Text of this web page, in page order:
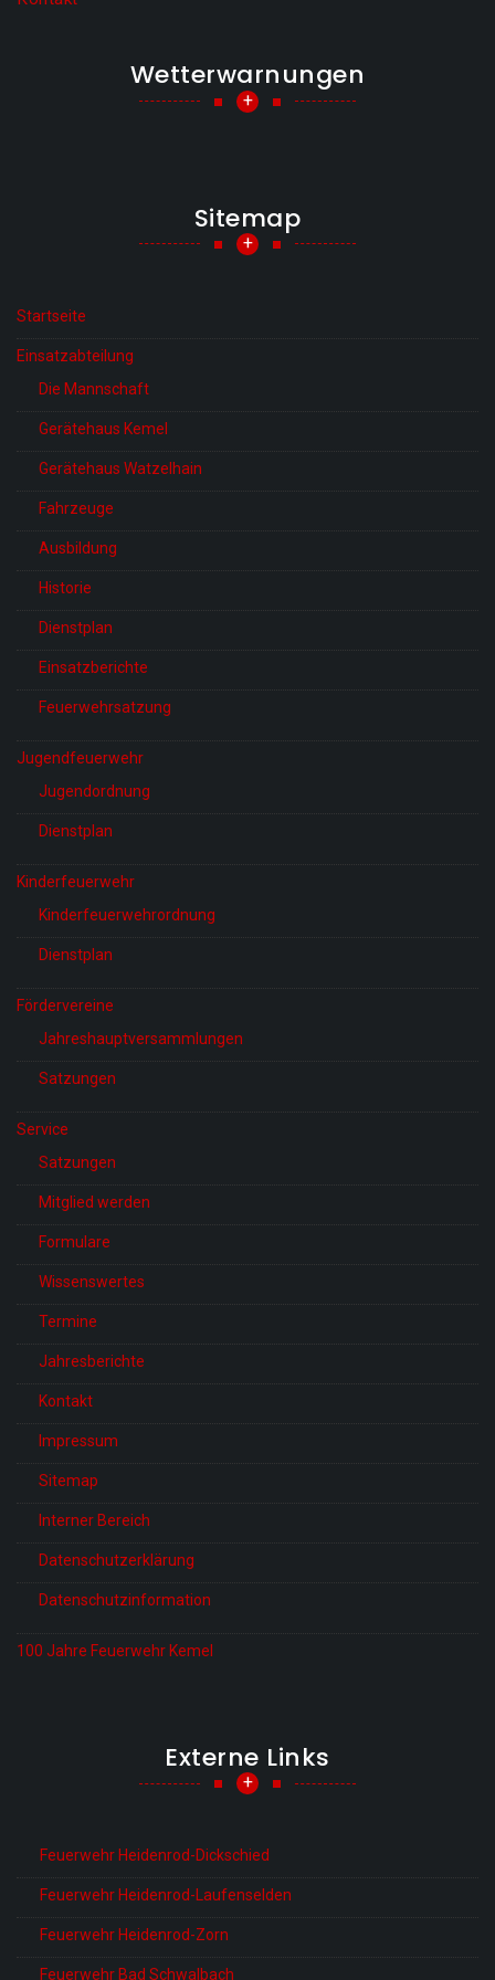
Wetterwarnungen
+
Sitemap
+
Startseite
Einsatzabteilung
Die Mannschaft
Gerätehaus Kemel
Gerätehaus Watzelhain
Fahrzeuge
Ausbildung
Historie
Dienstplan
Einsatzberichte
Feuerwehrsatzung
Jugendfeuerwehr
Jugendordnung
Dienstplan
Kinderfeuerwehr
Kinderfeuerwehrordnung
Dienstplan
Fördervereine
Jahreshauptversammlungen
Satzungen
Service
Satzungen
Mitglied werden
Formulare
Wissenswertes
Termine
Jahresberichte
Kontakt
Impressum
Sitemap
Interner Bereich
Datenschutzerklärung
Datenschutzinformation
100 Jahre Feuerwehr Kemel
Externe Links
+
Feuerwehr Heidenrod-Dickschied
Feuerwehr Heidenrod-Laufenselden
Feuerwehr Heidenrod-Zorn
Feuerwehr Bad Schwalbach